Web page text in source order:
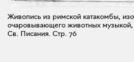
Живопись из римской катакомбы,
очаровывающего животных
Св. Писания. Стр. 76